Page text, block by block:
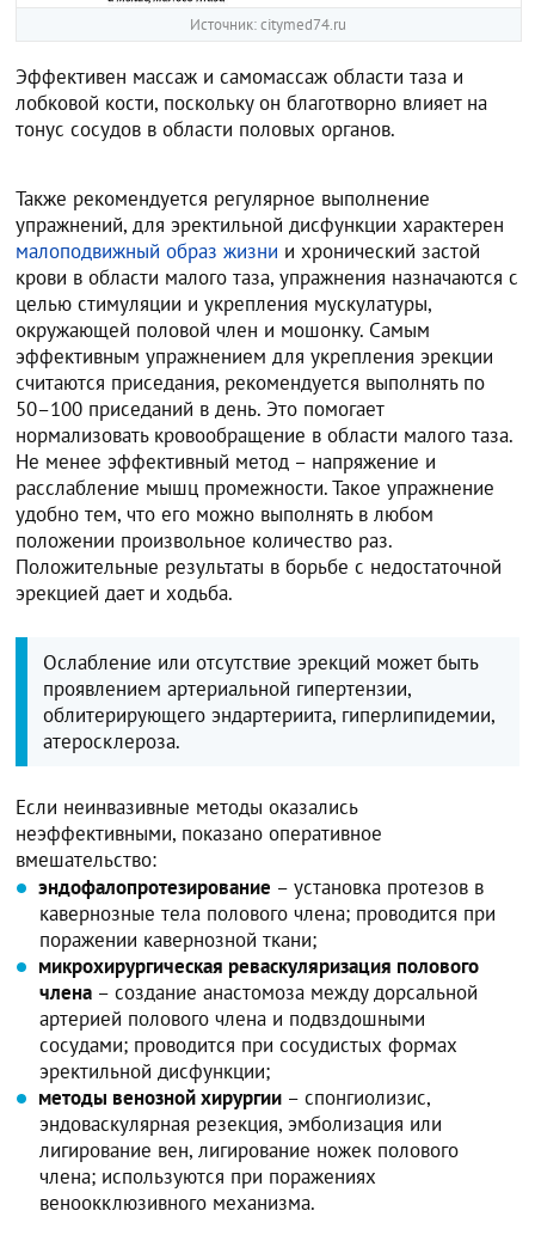
Источник: citymed74.ru
Эффективен массаж и самомассаж области таза и
лобковой кости, поскольку он благотворно влияет на
тонус сосудов в области половых органов.
Также рекомендуется регулярное выполнение
упражнений, для эректильной дисфункции характерен
малоподвижный образ жизни и хронический застой
крови в области малого таза, упражнения назначаются с
целью стимуляции и укрепления мускулатуры,
окружающей половой член и мошонку. Самым
эффективным упражнением для укрепления эрекции
считаются приседания, рекомендуется выполнять по
50–100 приседаний в день. Это помогает
нормализовать кровообращение в области малого таза.
Не менее эффективный метод – напряжение и
расслабление мышц промежности. Такое упражнение
удобно тем, что его можно выполнять в любом
положении произвольное количество раз.
Положительные результаты в борьбе с недостаточной
эрекцией дает и ходьба.
Ослабление или отсутствие эрекций может быть
проявлением артериальной гипертензии,
облитерирующего эндартериита, гиперлипидемии,
атеросклероза.
Если неинвазивные методы оказались
неэффективными, показано оперативное
вмешательство:
эндофалопротезирование – установка протезов в
кавернозные тела полового члена; проводится при
поражении кавернозной ткани;
микрохирургическая реваскуляризация полового
члена – создание анастомоза между дорсальной
артерией полового члена и подвздошными
сосудами; проводится при сосудистых формах
эректильной дисфункции;
методы венозной хирургии – спонгиолизис,
эндоваскулярная резекция, эмболизация или
лигирование вен, лигирование ножек полового
члена; используются при поражениях
веноокклюзивного механизма.